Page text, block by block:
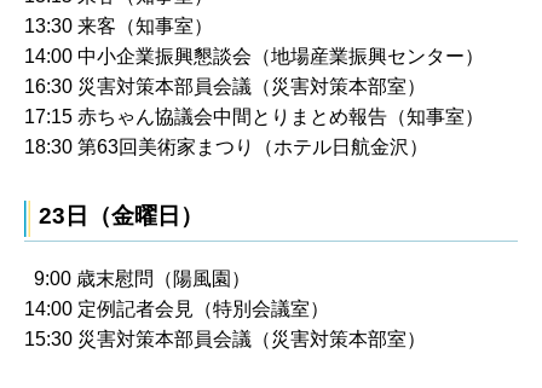
13:30 来客（知事室）
14:00 中小企業振興懇談会（地場産業振興センター）
16:30 災害対策本部員会議（災害対策本部室）
17:15 赤ちゃん協議会中間とりまとめ報告（知事室）
18:30 第63回美術家まつり（ホテル日航金沢）
23日（金曜日）
9:00 歳末慰問（陽風園）
14:00 定例記者会見（特別会議室）
15:30 災害対策本部員会議（災害対策本部室）